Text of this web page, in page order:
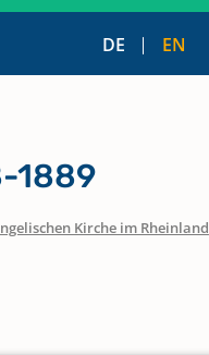
DE EN
1889
Kirche im Rheinland